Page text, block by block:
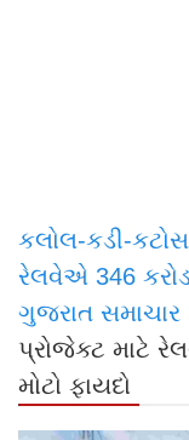
કલોલ-કડી-
રેલવેએ 346
ગુજરાત સમાચાર
પ્રોજેક્ટ માટે
મોટો ફાયદો